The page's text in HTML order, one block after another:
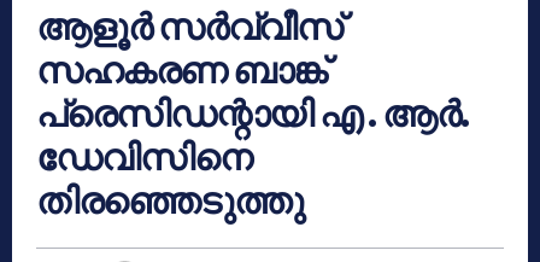
ആളൂര്‍ സര്‍വ്വീസ്
സഹകരണ ബാങ്ക്
പ്രെസിഡന്റായി എ . ആര്‍.
ഡേവിസിനെ
തിരഞ്ഞെടുത്തു